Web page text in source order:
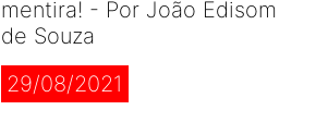
mentira! - Por João Edisom
de Souza
29/08/2021